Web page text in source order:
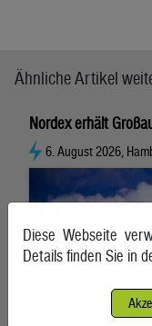
Ähnliche Artikel
Nordex erhält
6. August 2026,
Diese Webseite
Details finden Sie in